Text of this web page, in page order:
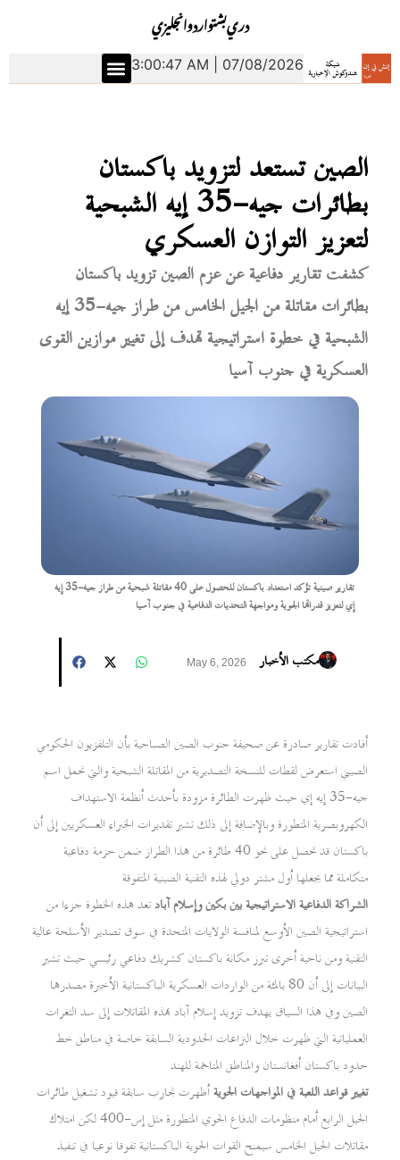
انجليزياردوبشتودري
3:00:48 AM | 07/08/2026
الصين تستعد لتزويد باكستان
بطائرات جيه-35 إيه الشبحية
لتعزيز التوازن العسكري
كشفت تقارير دفاعية عن عزم الصين تزويد باكستان
بطائرات مقاتلة من الجيل الخامس من طراز جيه-35 إيه
الشبحية في خطوة استراتيجية تهدف إلى تغيير موازين القوى
العسكرية في جنوب آسيا
تقارير صينية تؤكد استعداد باكستان للحصول على 40 مقاتلة شبحية من طراز جيه-35 إيه
إي لتعزيز قدراتها الجوية ومواجهة التحديات الدفاعية في جنوب آسيا
مكتب الأخبار May 6, 2026
أفادت تقارير صادرة عن صحيفة جنوب الصين الصباحية بأن التلفزيون الحكومي
الصيني استعرض لقطات للنسخة التصديرية من المقاتلة الشبحية والتي تحمل اسم
جيه-35 إيه إي حيث ظهرت الطائرة مزودة بأحدث أنظمة الاستهداف
الكهروبصرية المتطورة وبالإضافة إلى ذلك تشير تقديرات الخبراء العسكريين إلى أن
باكستان قد تحصل على نحو 40 طائرة من هذا الطراز ضمن حزمة دفاعية
متكاملة مما يجعلها أول مشتر دولي لهذه التقنية الصينية المتفوقة
الشراكة الدفاعية الاستراتيجية بين بكين وإسلام آبادتعد هذه الخطوة جزءا من
استراتيجية الصين الأوسع لمنافسة الولايات المتحدة في سوق تصدير الأسلحة عالية
التقنية ومن ناحية أخرى تبرز مكانة باكستان كشريك دفاعي رئيسي حيث تشير
البيانات إلى أن 80 بالمئة من الواردات العسكرية الباكستانية الأخيرة مصدرها
الصين وفي هذا السياق يهدف تزويد إسلام آباد بهذه المقاتلات إلى سد الثغرات
العملياتية التي ظهرت خلال النزاعات الحدودية السابقة خاصة في مناطق خط
حدود باكستان أفغانستان والمناطق المتاخمة للهند
تغيير قواعد اللعبة في المواجهات الجويةأظهرت تجارب سابقة قيود تشغيل طائرات
الجيل الرابع أمام منظومات الدفاع الجوي المتطورة مثل إس-400 لكن امتلاك
مقاتلات الجيل الخامس سيمنح القوات الجوية الباكستانية تفوقا نوعيا في تنفيذ